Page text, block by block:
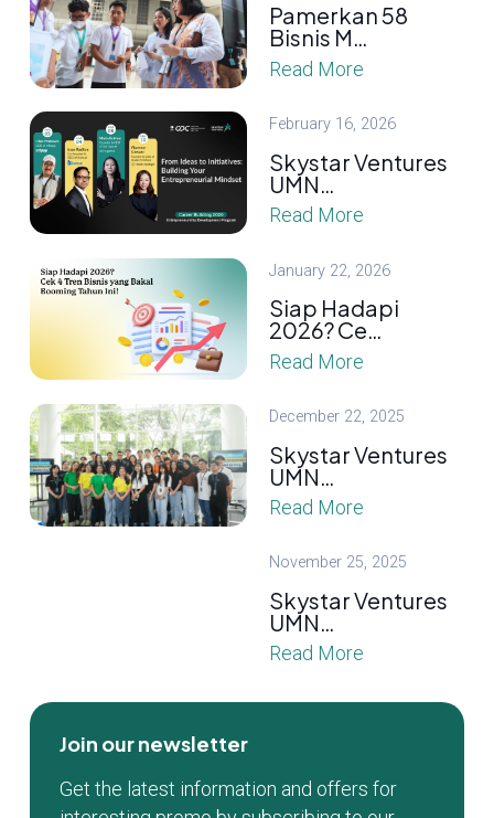
Pamerkan 58
Bisnis M…
Read More
February 16, 2026
Skystar Ventures
UMN…
Read More
January 22, 2026
Siap Hadapi
2026? Ce…
Read More
December 22, 2025
Skystar Ventures
UMN…
Read More
November 25, 2025
Skystar Ventures
UMN…
Read More
Join our newsletter
Get the latest information and offers for